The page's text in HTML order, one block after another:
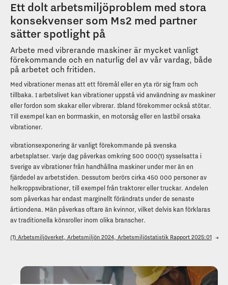
Ett dolt arbetsmiljöproblem med stora
konsekvenser som Ms2 med partner
sätter spotlight på
Arbete med vibrerande maskiner är mycket vanligt
förekommande och en naturlig del av vår vardag, både
på arbetet och fritiden.
Med vibrationer menas att ett föremål eller en yta rör sig fram och
tillbaka. I arbetslivet kan vibrationer uppstå vid användning av maskiner
eller fordon som skakar eller vibrerar. Ibland förekommer också stötar.
Till exempel kan en borrmaskin, en motorsåg eller en lastbil orsaka
vibrationer.
vibrationsexponering är vanligt förekommande på svenska
arbetsplatser. Varje dag påverkas omkring 500 000(1) sysselsatta i
Sverige av vibrationer från handhållna maskiner under mer än en
fjärdedel av arbetstiden. Dessutom berörs cirka 450 000 personer av
helkroppsvibrationer, till exempel från traktorer eller truckar. Andelen
som påverkas har endast marginellt förändrats under de senaste
årtiondena. Män påverkas oftare än kvinnor, vilket delvis kan förklaras
av traditionella könsroller inom olika branscher.